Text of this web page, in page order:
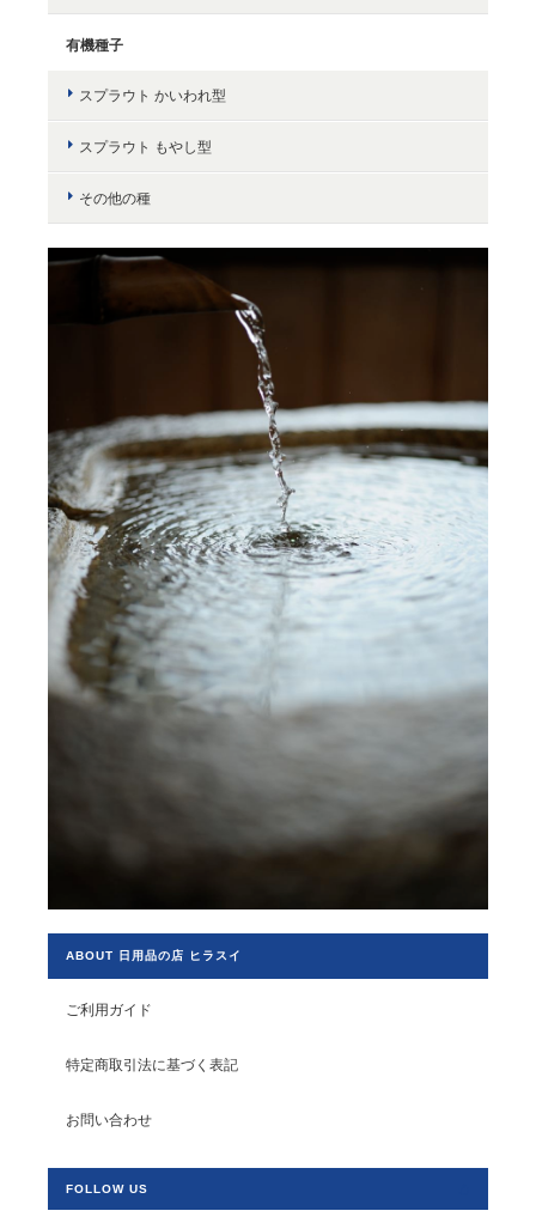
有機種子
スプラウト かいわれ型
スプラウト もやし型
その他の種
ABOUT 日用品の店 ヒラスイ
ご利用ガイド
特定商取引法に基づく表記
お問い合わせ
FOLLOW US